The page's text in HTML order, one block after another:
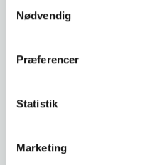
Nødvendig
Præferencer
Statistik
Marketing
bruge. Man kan
og lægge dem i
dørtærskler og
nærheden af det område.
et forebyggende tiltag,
rødcedertræ (både olie og